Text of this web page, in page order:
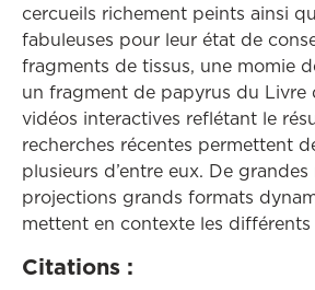
cercueils richement peints ainsi
fabuleuses pour leur état de
fragments de tissus, une momie
un fragment de papyrus du Livre
vidéos interactives reflétant le
recherches récentes permettent
plusieurs d’entre eux. De
projections grands formats
mettent en contexte les différents
Citations :